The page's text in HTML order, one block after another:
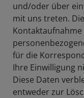
und/oder über
mit uns treten.
für die
Ihre Einwilligung
Diese Daten
entweder zur